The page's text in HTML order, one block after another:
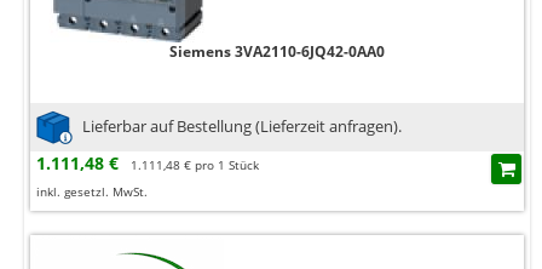
Siemens 3VA2110-6JQ42-0AA0
Lieferbar auf Bestellung (Lieferzeit anfragen).
1.111,48 €
1.111,48 € pro 1 Stück
inkl. gesetzl. MwSt.